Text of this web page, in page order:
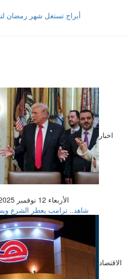
5 أبراج تستغل شهر رمضان
اخبار
الأربعاء 12 نوفمبر 2025 04:09 مساءً
شاهد.. ترامب يعطر الشرع
الاقتصاد